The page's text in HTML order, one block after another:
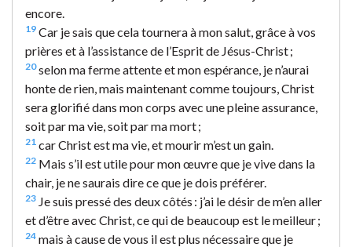
encore.
19 Car je sais que cela tournera à mon salut, grâce à vos
prières et à l’assistance de l’Esprit de Jésus-Christ ;
20selon ma ferme attente et mon espérance, je n’aurai
honte de rien, mais maintenant comme toujours, Christ
sera glorifié dans mon corps avec une pleine assurance,
soit par ma vie, soit par ma mort ;
21 car Christ est ma vie, et mourir m’est un gain.
22 Mais s’il est utile pour mon œuvre que je vive dans la
chair, je ne saurais dire ce que je dois préférer.
23 Je suis pressé des deux côtés : j’ai le désir de m’en aller
et d’être avec Christ, ce qui de beaucoup est le meilleur ;
24 mais à cause de vous il est plus nécessaire que je